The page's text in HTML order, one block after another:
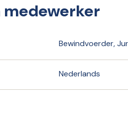
medewerker
Bewindvoerder,
Nederlands